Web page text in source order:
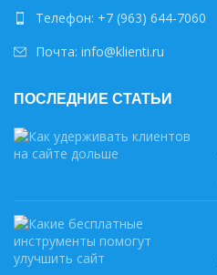
Телефон: +7 (963) 644-7060
Почта: info@klienti.ru
ПОСЛЕДНИЕ СТАТЬИ